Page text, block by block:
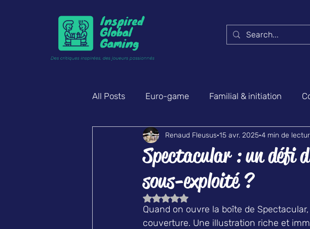
All Posts Euro-game Familial & initiation
Enquête & déduction Ambiance & party game
Spectacular : un défi
sous-exploité ?
Renaud Fleusus 15 avr. 2025 4 min de
Noté NaN étoiles sur 5.
Quand on ouvre la boîte de
couverture. Une illustration riche et